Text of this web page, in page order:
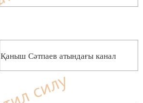
Қаныш Сәтпаев атындағы канал